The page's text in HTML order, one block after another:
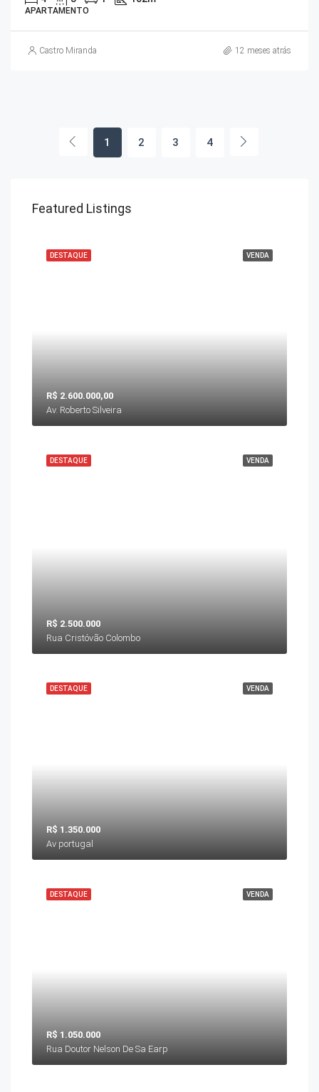
APARTAMENTO
Castro Miranda 12 meses atrás
1 2 3 4
Featured Listings
VENDA
DESTAQUE
R$ 2.600.000,00
Av. Roberto Silveira
VENDA
DESTAQUE
R$ 2.500.000
Rua Cristóvão Colombo
VENDA
DESTAQUE
R$ 1.350.000
Av portugal
VENDA
DESTAQUE
R$ 1.050.000
Rua Doutor Nelson De Sa Earp